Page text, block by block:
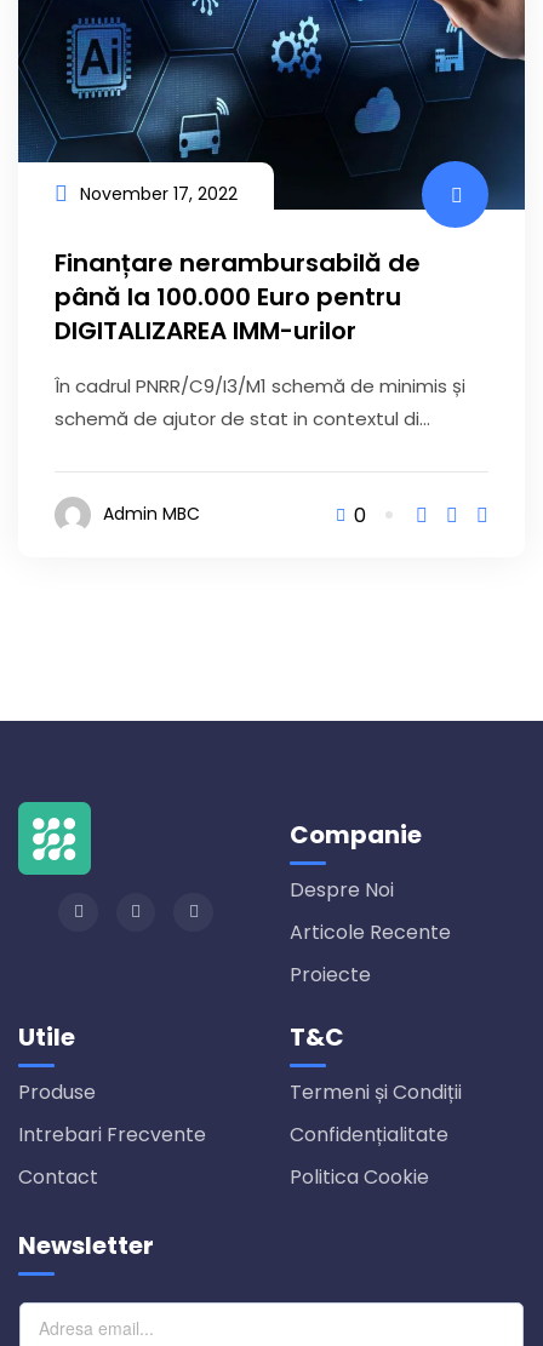
November 17, 2022
Finanțare nerambursabilă de
până la 100.000 Euro pentru
DIGITALIZAREA IMM-urilor
În cadrul PNRR/C9/I3/M1 schemă de minimis și
schemă de ajutor de stat in contextul di...
Admin MBC 0
Companie
Despre Noi
Articole Recente
Proiecte
Utile
Produse
Intrebari Frecvente
Contact
T&C
Termeni și Condiții
Confidențialitate
Politica Cookie
Newsletter